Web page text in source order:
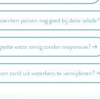
passen nog goed bij deze salade?
extra romig zonder mayonaise?
zand uit waterkers te verwijderen?